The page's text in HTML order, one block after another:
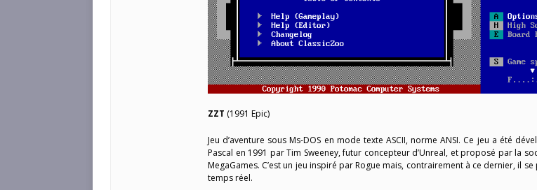
ZZT (1991 Epic)
Jeu d’aventure sous Ms-DOS en mode texte ASCII, norme ANSI. Ce jeu a été
Pascal en 1991 par Tim Sweeney, futur concepteur d’Unreal, et proposé par la
MegaGames. C’est un jeu inspiré par Rogue mais, contrairement à ce dernier, il se
temps réel.